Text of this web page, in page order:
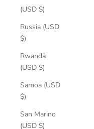
(USD $)
Russia (USD
$)
Rwanda
(USD $)
Samoa (USD
$)
San Marino
(USD $)